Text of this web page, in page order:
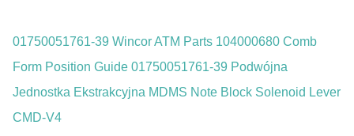
01750051761-39 Wincor ATM Parts 104000680 Comb
Form Position Guide 01750051761-39 Podwójna
Jednostka Ekstrakcyjna MDMS Note Block Solenoid Lever
CMD-V4